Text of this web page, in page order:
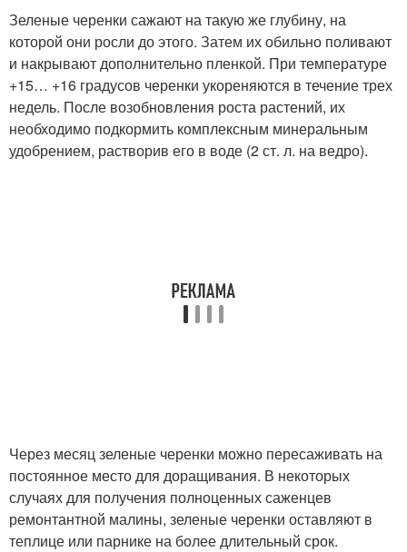
Зеленые черенки сажают на такую же глубину, на
которой они росли до этого. Затем их обильно поливают
и накрывают дополнительно пленкой. При температуре
+15… +16 градусов черенки укореняются в течение трех
недель. После возобновления роста растений, их
необходимо подкормить комплексным минеральным
удобрением, растворив его в воде (2 ст. л. на ведро).
Через месяц зеленые черенки можно пересаживать на
постоянное место для доращивания. В некоторых
случаях для получения полноценных саженцев
ремонтантной малины, зеленые черенки оставляют в
теплице или парнике на более длительный срок.